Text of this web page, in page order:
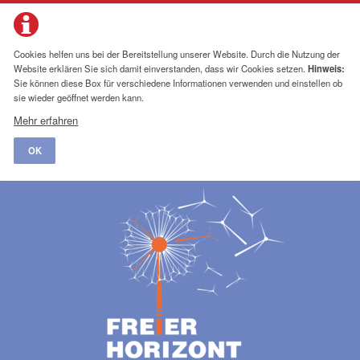
Cookies helfen uns bei der Bereitstellung unserer Website. Durch die Nutzung der
Website erklären Sie sich damit einverstanden, dass wir Cookies setzen.Hinweis:
Sie können diese Box für verschiedene Informationen verwenden und einstellen ob
sie wieder geöffnet werden kann.
Mehr erfahren
OK